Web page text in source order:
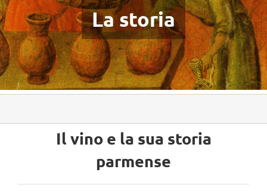
La storia
Il vino e la sua storia
parmense